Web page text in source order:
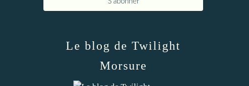
Le blog de Twilight
Morsure